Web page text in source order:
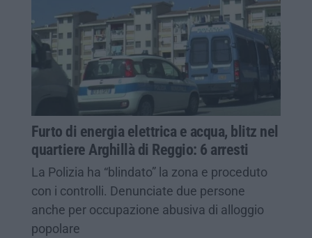
Furto di energia elettrica e acqua, blitz nel
quartiere Arghillà di Reggio: 6 arresti
La Polizia ha “blindato” la zona e proceduto
con i controlli. Denunciate due persone
anche per occupazione abusiva di alloggio
popolare